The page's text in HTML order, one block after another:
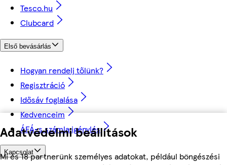
Adatvédelmi beállítások
Mi és 18 partnerünk személyes adatokat, például böngészési
Tesco.hu
Clubcard
Első bevásárlás
Hogyan rendelj tőlünk?
Regisztráció
Idősáv foglalása
Kedvenceim
ÁFÁ-s számla igénylés
Kapcsolat